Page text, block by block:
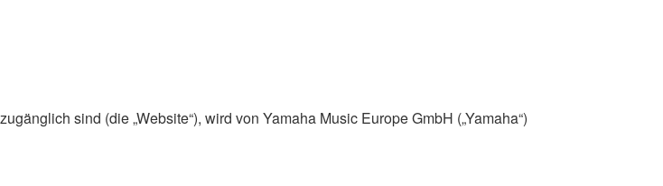
sind (die „Website“), wird von Yamaha Music Europe GmbH („Yamaha“)